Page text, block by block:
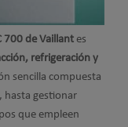
700 de Vaillant es
refrigeración y
sencilla compuesta
hasta gestionar
que empleen